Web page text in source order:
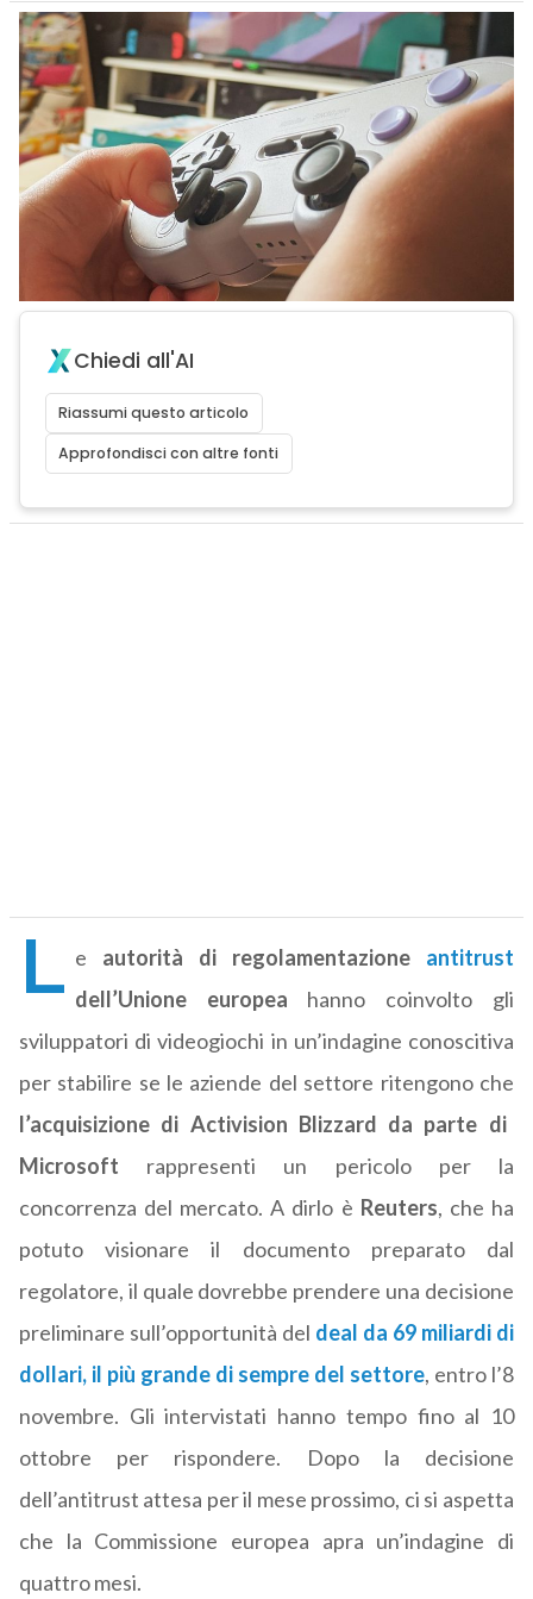
Chiedi all'AI
Riassumi questo articolo
Approfondisci con altre fonti
L e autorità di regolamentazione antitrust
dell’Unione europea hanno coinvolto gli
sviluppatori di videogiochi in un’indagine conoscitiva
per stabilire se le aziende del settore ritengono che
l’acquisizione di Activision Blizzard da parte di
Microsoft rappresenti un pericolo per la
concorrenza del mercato. A dirlo è Reuters, che ha
potuto visionare il documento preparato dal
regolatore, il quale dovrebbe prendere una decisione
preliminare sull’opportunità del deal da 69 miliardi di
dollari, il più grande di sempre del settore, entro l’8
novembre. Gli intervistati hanno tempo fino al 10
ottobre per rispondere. Dopo la decisione
dell’antitrust attesa per il mese prossimo, ci si aspetta
che la Commissione europea apra un’indagine di
quattro mesi.